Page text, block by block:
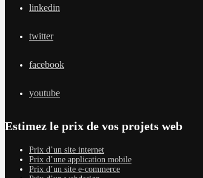
linkedin
twitter
facebook
youtube
Estimez le prix de vos projets web
Prix d’un site internet
Prix d’une application mobile
Prix d’un site e-commerce